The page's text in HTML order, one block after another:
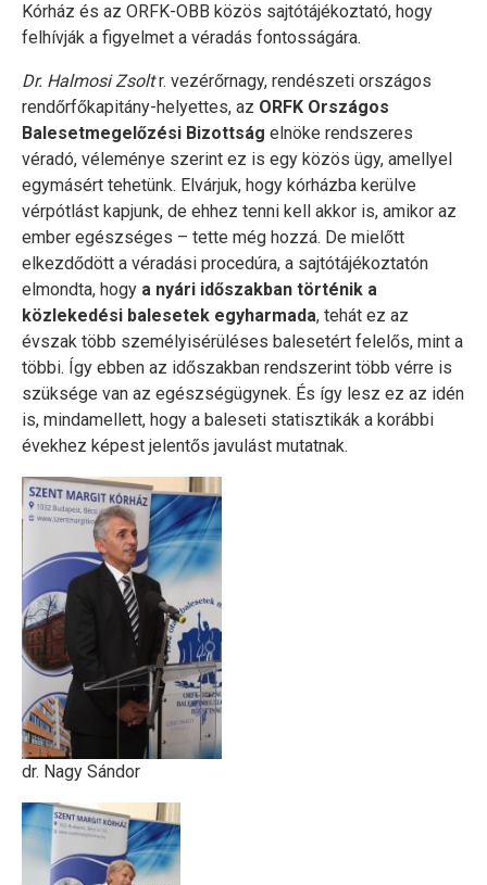
Kórház és az ORFK-OBB közös sajtótájékoztató, hogy
felhívják a figyelmet a véradás fontosságára.
Dr. Halmosi Zsoltr. vezérőrnagy, rendészeti országos
rendőrfőkapitány-helyettes, az ORFK Országos
Balesetmegelőzési Bizottság elnöke rendszeres
véradó, véleménye szerint ez is egy közös ügy, amellyel
egymásért tehetünk. Elvárjuk, hogy kórházba kerülve
vérpótlást kapjunk, de ehhez tenni kell akkor is, amikor az
ember egészséges – tette még hozzá. De mielőtt
elkezdődött a véradási procedúra, a sajtótájékoztatón
elmondta, hogy a nyári időszakban történik a
közlekedési balesetek egyharmada, tehát ez az
évszak több személyisérüléses balesetért felelős, mint a
többi. Így ebben az időszakban rendszerint több vérre is
szüksége van az egészségügynek. És így lesz ez az idén
is, mindamellett, hogy a baleseti statisztikák a korábbi
évekhez képest jelentős javulást mutatnak.
dr. Nagy Sándor